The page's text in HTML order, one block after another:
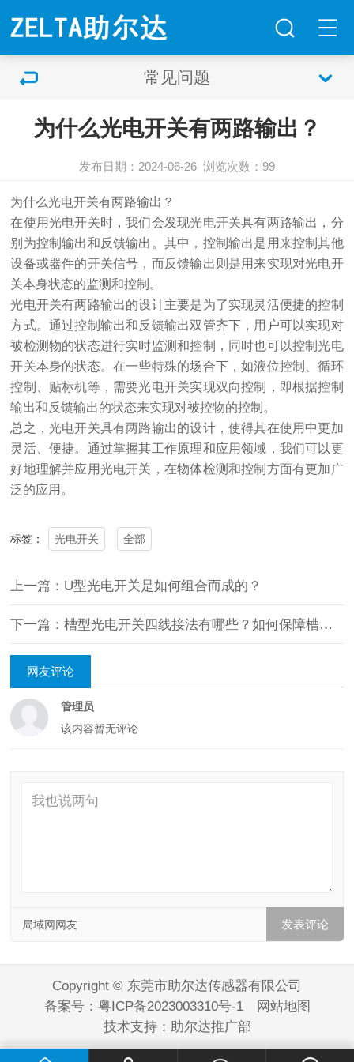
常见问题
为什么光电开关有两路输出？
发布日期：2024-06-26 浏览次数： 99
为什么光电开关有两路输出？
在使用光电开关时，我们会发现光电开关具有两路输出，分
别为控制输出和反馈输出。其中，控制输出是用来控制其他
设备或器件的开关信号，而反馈输出则是用来实现对光电开
关本身状态的监测和控制。
光电开关有两路输出的设计主要是为了实现灵活便捷的控制
方式。通过控制输出和反馈输出双管齐下，用户可以实现对
被检测物的状态进行实时监测和控制，同时也可以控制光电
开关本身的状态。在一些特殊的场合下，如液位控制、循环
控制、贴标机等，需要光电开关实现双向控制，即根据控制
输出和反馈输出的状态来实现对被控物的控制。
总之，光电开关具有两路输出的设计，使得其在使用中更加
灵活、便捷。通过掌握其工作原理和应用领域，我们可以更
好地理解并应用光电开关，在物体检测和控制方面有更加广
泛的应用。
标签： 光电开关 全部
上一篇：U型光电开关是如何组合而成的？
下一篇：槽型光电开关四线接法有哪些？如何保障槽型光电开关正常工作？
网友评论
管理员
该内容暂无评论
局域网网友
Copyright © 东莞市助尔达传感器有限公司
备案号： 粤ICP备2023003310号-1
网站地图
技术支持： 助尔达推广部